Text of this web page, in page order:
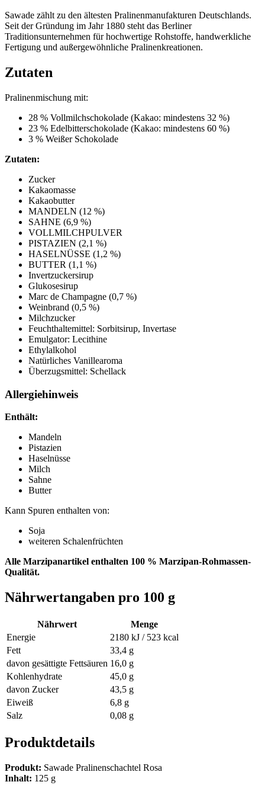
Sawade zählt zu den ältesten Pralinenmanufakturen Deutschlands.
Seit der Gründung im Jahr 1880 steht das Berliner
Traditionsunternehmen für hochwertige Rohstoffe, handwerkliche
Fertigung und außergewöhnliche Pralinenkreationen.
Zutaten
Pralinenmischung mit:
28 % Vollmilchschokolade (Kakao: mindestens 32 %)
23 % Edelbitterschokolade (Kakao: mindestens 60 %)
3 % Weißer Schokolade
Zutaten:
Zucker
Kakaomasse
Kakaobutter
MANDELN (12 %)
SAHNE (6,9 %)
VOLLMILCHPULVER
PISTAZIEN (2,1 %)
HASELNÜSSE (1,2 %)
BUTTER (1,1 %)
Invertzuckersirup
Glukosesirup
Marc de Champagne (0,7 %)
Weinbrand (0,5 %)
Milchzucker
Feuchthaltemittel: Sorbitsirup, Invertase
Emulgator: Lecithine
Ethylalkohol
Natürliches Vanillearoma
Überzugsmittel: Schellack
Allergiehinweis
Enthält:
Mandeln
Pistazien
Haselnüsse
Milch
Sahne
Butter
Kann Spuren enthalten von:
Soja
weiteren Schalenfrüchten
Alle Marzipanartikel enthalten 100 % Marzipan-Rohmassen-
Qualität.
Nährwertangaben pro 100 g
Nährwert
Menge
Energie
2180 kJ / 523 kcal
Fett
33,4 g
davon gesättigte Fettsäuren 16,0 g
Kohlenhydrate
45,0 g
davon Zucker
43,5 g
Eiweiß
6,8 g
Salz
0,08 g
Produktdetails
Produkt: Sawade Pralinenschachtel Rosa
Inhalt: 125 g